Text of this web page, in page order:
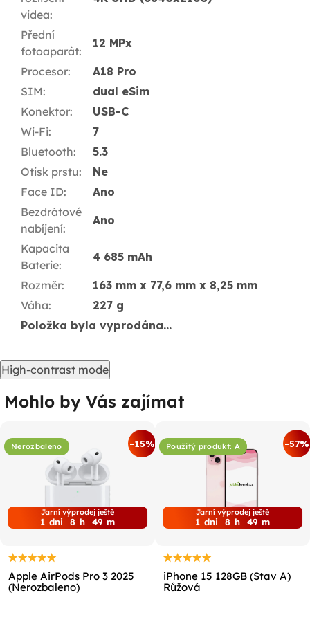
videa:
Přední
fotoaparát:
12 MPx
Procesor:
A18 Pro
SIM:
dual eSim
Konektor:
USB-C
Wi-Fi:
7
Bluetooth:
5.3
Otisk prstu:
Ne
Face ID:
Ano
Bezdrátové
nabíjení:
Ano
Kapacita
Baterie:
4 685 mAh
Rozměr:
163 mm x 77,6 mm x 8,25 mm
Váha:
227 g
Položka byla vyprodána…
High-contrast mode
Mohlo by Vás zajímat
Nerozbaleno -15%
Jarní výprodej ještě
1 dni 8 h 49 m
Apple AirPods Pro 3 2025
(Nerozbaleno)
Použitý produkt: A -57%
Jarní výprodej ještě
1 dni 8 h 49 m
iPhone 15 128GB (Stav A)
Růžová